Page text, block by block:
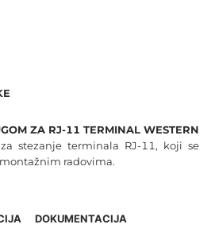
ZA RJ-11 TERMINAL WESTERN
stezanje terminala RJ-11, koji se
radovima.
DOKUMENTACIJA